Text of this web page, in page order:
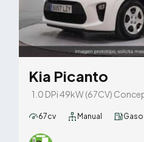
Kia Picanto
1.0 DPi 49kW (67CV)
67cv Manual